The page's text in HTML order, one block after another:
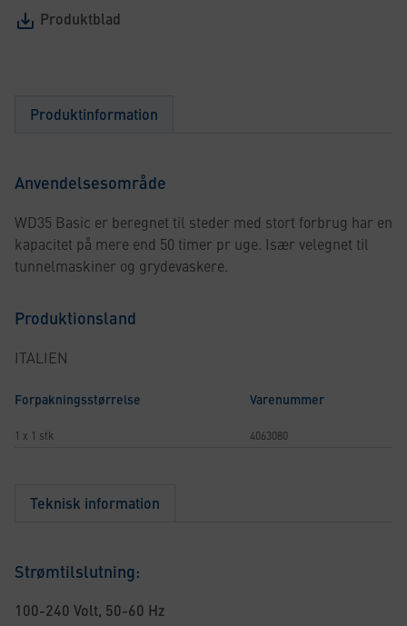
Produktblad
Produktinformation
Anvendelsesområde
WD35 Basic er beregnet til steder med stort forbrug har en
kapacitet på mere end 50 timer pr uge. Især velegnet til
tunnelmaskiner og grydevaskere.
Produktionsland
ITALIEN
Forpakningsstørrelse Varenummer
1 x 1 stk 4063080
Teknisk information
Strømtilslutning:
100-240 Volt, 50-60 Hz